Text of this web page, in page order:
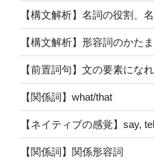
【構文解析】名詞の役割、
【構文解析】形容詞のかた
【前置詞句】文の要素にな
【関係詞】what/that
【ネイティブの感覚】say,
【関係詞】関係形容詞